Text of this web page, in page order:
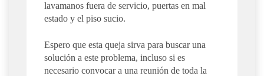
lavamanos fuera de servicio, puertas en mal
estado y el piso sucio.
Espero que esta queja sirva para buscar una
solución a este problema, incluso si es
necesario convocar a una reunión de toda la